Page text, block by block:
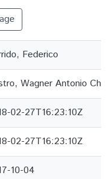
Federico
Wagner Antonio
02-27T16:23:10Z
02-27T16:23:10Z
10-04